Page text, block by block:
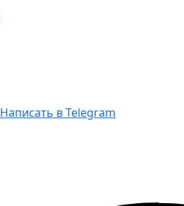
Написать в Telegram